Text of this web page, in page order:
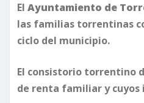
El Ayuntamiento de
las familias torrentinas
ciclo del municipio.
El consistorio torrentino
de renta familiar y cuyos